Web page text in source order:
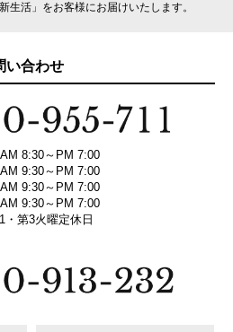
生活」をお客様にお届けいたします。
い合わせ
AM 8:30～PM 7:00
AM 9:30～PM 7:00
AM 9:30～PM 7:00
AM 9:30～PM 7:00
第3火曜定休日